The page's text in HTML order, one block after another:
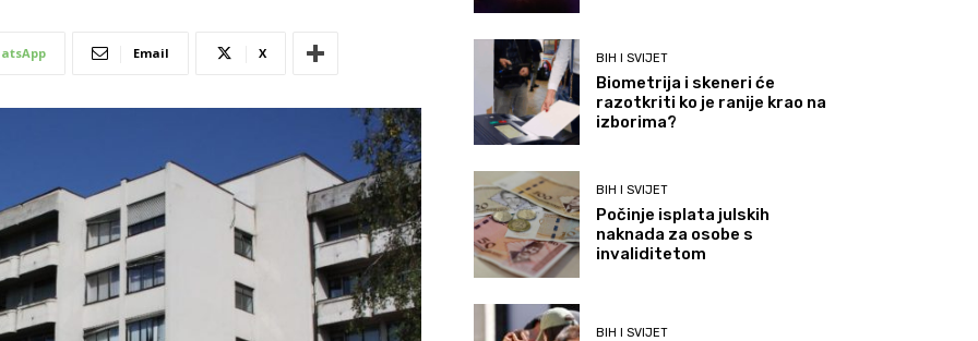
Email X BIH I SVIJET
Biometrija i skeneri će
razotkriti ko je ranije krao na
izborima?
BIH I SVIJET
Počinje isplata julskih
naknada za osobe s
invaliditetom
BIH I SVIJET